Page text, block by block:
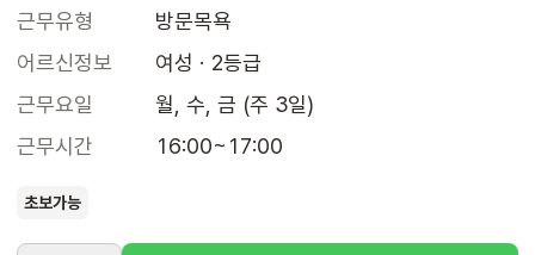
근무유형
방문목욕
어르신정보
여성 · 2등급
근무요일
월, 수, 금 (주 3일)
근무시간
16:00~17:00
초보가능